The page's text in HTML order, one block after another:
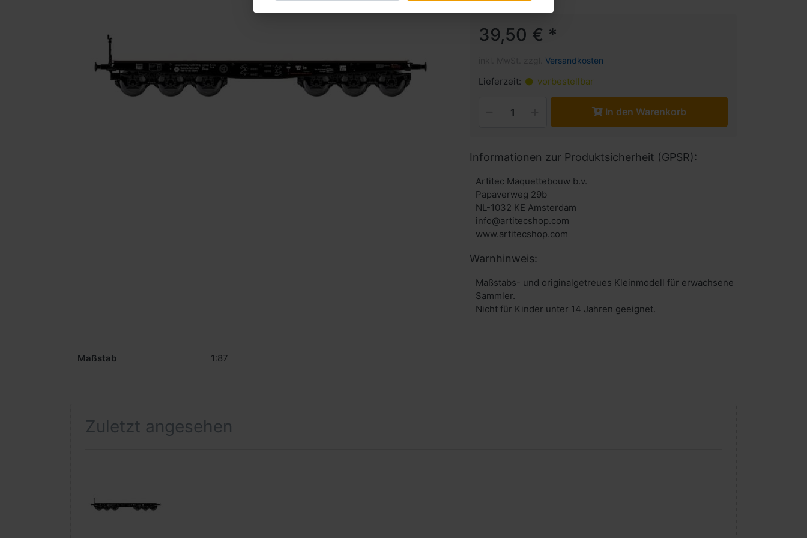
39,50 € *
Versandkosten
Lieferzeit: vorbestellbar
In den Warenkorb
Informationen zur Produktsicherheit (GPSR):
Artitec Maquettebouw b.v.
Papaverweg 29b
NL-1032 KE Amsterdam
info@artitecshop.com
Warnhinweis:
Maßstabs- und originalgetreues Kleinmodell für erwachsene
Sammler.
Nicht für Kinder unter 14 Jahren geeignet.
Maßstab 1:87
Zuletzt angesehen